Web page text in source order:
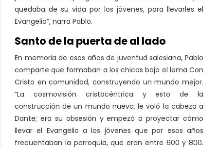
quedaba de su vida por los jóvenes, para llevarles el
Evangelio”, narra Pablo.
Santo de la puerta de al lado
En memoria de esos años de juventud salesiana, Pablo
comparte que formaban a los chicos bajo el lema Con
Cristo en comunidad, construyendo un mundo mejor.
“La cosmovisión cristocéntrica y esto de la
construcción de un mundo nuevo, le voló la cabeza a
Dante; era su obsesión y empezó a proyectar cómo
llevar el Evangelio a los jóvenes que por esos años
frecuentaban la parroquia, que eran entre 600 y 800.